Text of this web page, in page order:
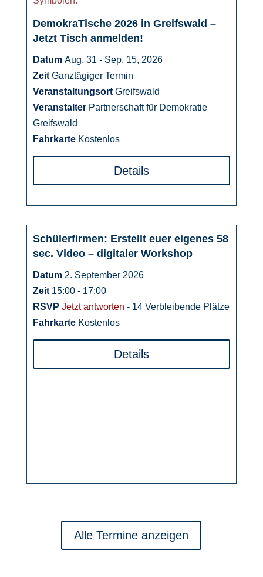
DemokraTische 2026 in Greifswald –
Jetzt Tisch anmelden!
Datum Aug. 31 - Sep. 15, 2026
Zeit Ganztägiger Termin
Veranstaltungsort Greifswald
Veranstalter Partnerschaft für Demokratie
Greifswald
Fahrkarte Kostenlos
Details
02
Schülerfirmen: Erstellt euer eigenes 58
sec. Video – digitaler Workshop
Datum 2. September 2026
Zeit 15:00 - 17:00
RSVP Jetzt antworten - 14 Verbleibende Plätze
Fahrkarte Kostenlos
Details
Alle Termine anzeigen